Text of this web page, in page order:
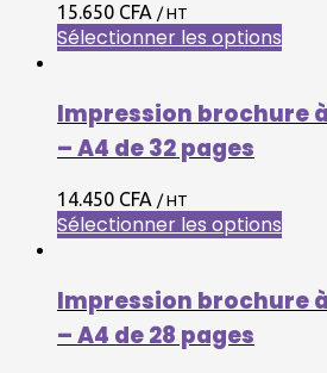
15.650 CFA / HT
Sélectionner les options
Impression brochure
– A4 de 32 pages
14.450 CFA / HT
Sélectionner les options
Impression brochure
– A4 de 28 pages